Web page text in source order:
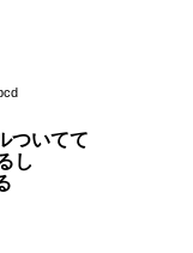
ついてて
し